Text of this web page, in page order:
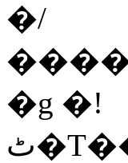
�/
�g �!
ٹ�T��%=�o�]�`�8mxݽ������˳���0�n̾X'��3ǘ9����������I�&��G�������z>��]�%��/